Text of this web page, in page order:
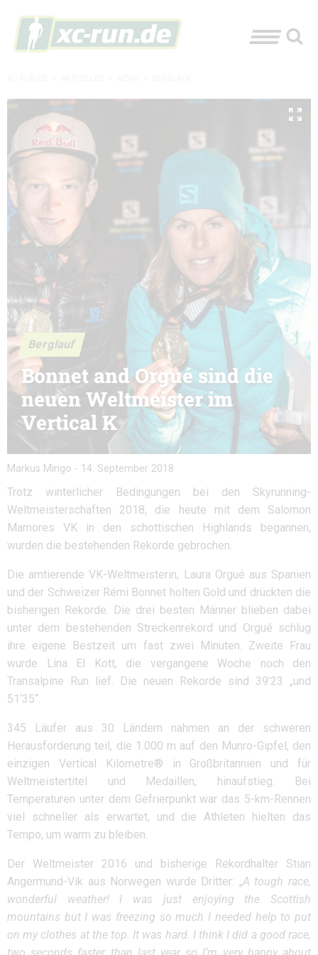
Berglauf
Bonnet and Orgué sind die
neuen Weltmeister im
Vertical K
Markus Mingo - 14. September 2018
Trotz winterlicher Bedingungen bei den Skyrunning-
Weltmeisterschaften 2018, die heute mit dem Salomon
Mamores VK in den schottischen Highlands begannen,
wurden die bestehenden Rekorde gebrochen.
Die amtierende VK-Weltmeisterin, Laura Orgué aus Spanien
und der Schweizer Rémi Bonnet holten Gold und drückten die
bisherigen Rekorde. Die drei besten Männer blieben dabei
unter dem bestehenden Streckenrekord und Orgué schlug
ihre eigene Bestzeit um fast zwei Minuten. Zweite Frau
wurde Lina El Kott, die vergangene Woche noch den
Transalpine Run lief. Die neuen Rekorde sind 39’23 „und
51’35“.
345 Läufer aus 30 Ländern nahmen an der schweren
Herausforderung teil, die 1.000 m auf den Munro-Gipfel, den
einzigen Vertical Kilometre® in Großbritannien und für
Weltmeistertitel und Medaillen, hinaufstieg. Bei
Temperaturen unter dem Gefrierpunkt war das 5-km-Rennen
viel schneller als erwartet, und die Athleten hielten das
Tempo, um warm zu bleiben.
Der Weltmeister 2016 und bisherige Rekordhalter Stian
Angermund-Vik aus Norwegen wurde Dritter: „A tough race,
wonderful weather! I was just enjoying the Scottish
mountains but I was freezing so much I needed help to put
on my clothes at the top. It was hard. I think I did a good race,